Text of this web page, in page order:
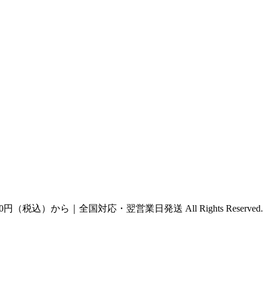
（税込）から｜全国対応・翌営業日発送 All Rights Reserved.